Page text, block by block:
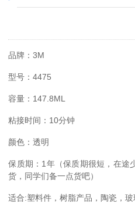
品牌：3M
型号：4475
容量：147.8ML
粘接时间：10分钟
颜色：透明
保质期：1年（保质期很短，在途
货，同学们备一点货吧）
适合:塑料件，树脂产品，陶瓷，